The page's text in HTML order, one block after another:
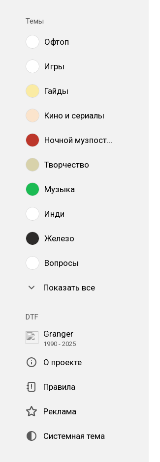
Темы
Офтоп
Игры
Гайды
Кино и сериалы
Ночной музпостинг
Творчество
Музыка
Инди
Железо
Вопросы
Показать все
DTF
Granger
1990 - 2025
О проекте
Правила
Реклама
Системная тема